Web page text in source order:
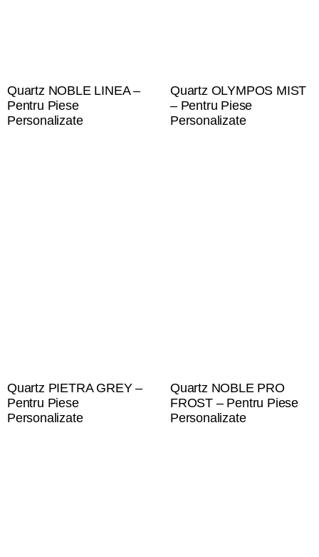
Quartz NOBLE LINEA –
Pentru Piese
Personalizate
Quartz OLYMPOS MIST
– Pentru Piese
Personalizate
Quartz PIETRA GREY –
Pentru Piese
Personalizate
Quartz NOBLE PRO
FROST – Pentru Piese
Personalizate